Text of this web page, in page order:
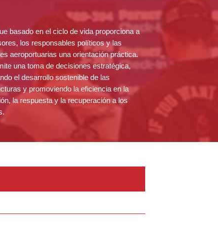
basado en el ciclo de vida proporciona a
los responsables políticos y las
aeroportuarias una orientación práctica.
una toma de decisiones estratégica,
el desarrollo sostenible de las
y promoviendo la eficiencia en la
la respuesta y la recuperación a los